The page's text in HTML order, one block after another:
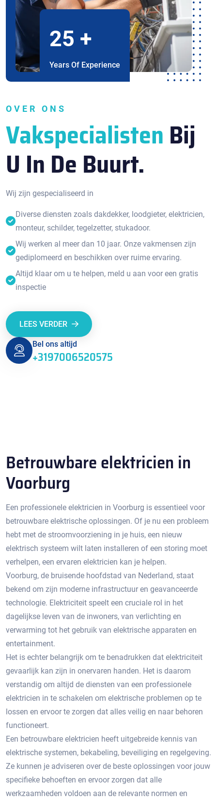
25 +
Years Of Experience
OVER ONS
Vakspecialisten Bij
U In De Buurt.
Wij zijn gespecialiseerd in
Diverse diensten zoals dakdekker, loodgieter, elektricien,
monteur, schilder, tegelzetter, stukadoor.
Wij werken al meer dan 10 jaar. Onze vakmensen zijn
gediplomeerd en beschikken over ruime ervaring.
Altijd klaar om u te helpen, meld u aan voor een gratis
inspectie
LEES VERDER
Bel ons altijd
+3197006520575
Betrouwbare elektricien in
Voorburg
Een professionele elektricien in Voorburg is essentieel voor
betrouwbare elektrische oplossingen. Of je nu een probleem
hebt met de stroomvoorziening in je huis, een nieuw
elektrisch systeem wilt laten installeren of een storing moet
verhelpen, een ervaren elektricien kan je helpen.​
Voorburg, de bruisende hoofdstad van Nederland, staat
bekend om zijn moderne infrastructuur en geavanceerde
technologie.​ Elektriciteit speelt een cruciale rol in het
dagelijkse leven van de inwoners, van verlichting en
verwarming tot het gebruik van elektrische apparaten en
entertainment.​
Het is echter belangrijk om te benadrukken dat elektriciteit
gevaarlijk kan zijn in onervaren handen. Het is daarom
verstandig om altijd de diensten van een professionele
elektricien in te schakelen om elektrische problemen op te
lossen en ervoor te zorgen dat alles veilig en naar behoren
functioneert.​
Een betrouwbare elektricien heeft uitgebreide kennis van
elektrische systemen, bekabeling, beveiliging en regelgeving.​
Ze kunnen je adviseren over de beste oplossingen voor jouw
specifieke behoeften en ervoor zorgen dat alle
werkzaamheden voldoen aan de relevante normen en